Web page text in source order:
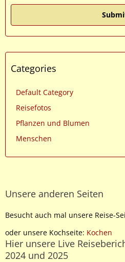
Categories
Default Category
Reisefotos
Pflanzen und Blumen
Menschen
Unsere anderen Seiten
Besucht auch mal unsere Reise-
oder unsere Kochseite: Kochen
Hier unsere Live
2024 und 2025